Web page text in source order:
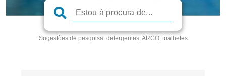
Sugestões de pesquisa:detergentes, ARCO, toalhetes